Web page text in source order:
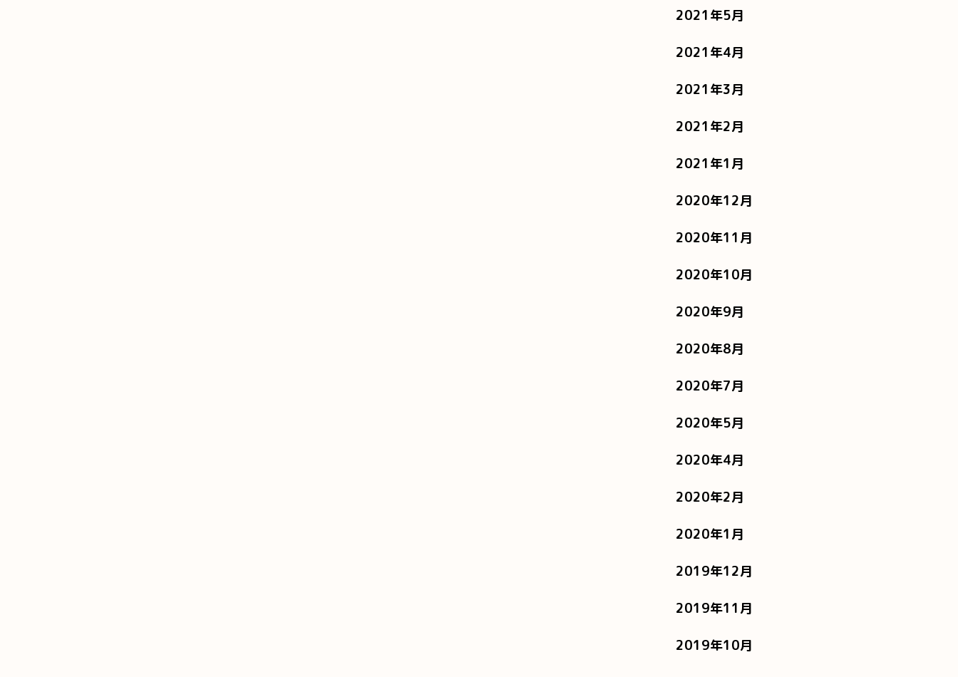
2021年5月
2021年4月
2021年3月
2021年2月
2021年1月
2020年12月
2020年11月
2020年10月
2020年9月
2020年8月
2020年7月
2020年5月
2020年4月
2020年2月
2020年1月
2019年12月
2019年11月
2019年10月